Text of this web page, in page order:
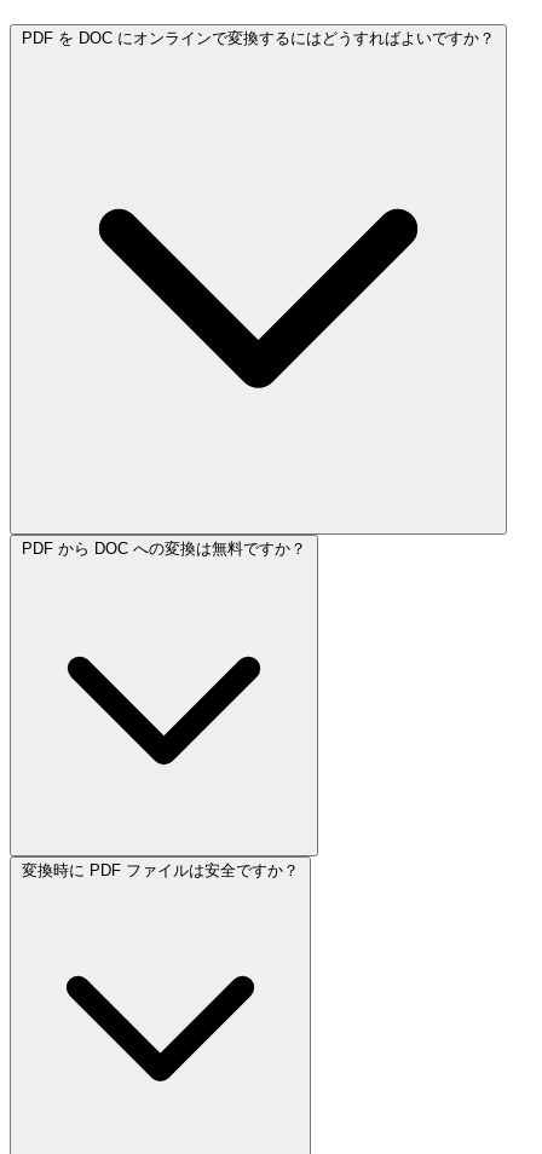
PDF を DOC にオンラインで変換するにはどうすればよいですか？
PDF から DOC への変換は無料ですか？
変換時に PDF ファイルは安全ですか？